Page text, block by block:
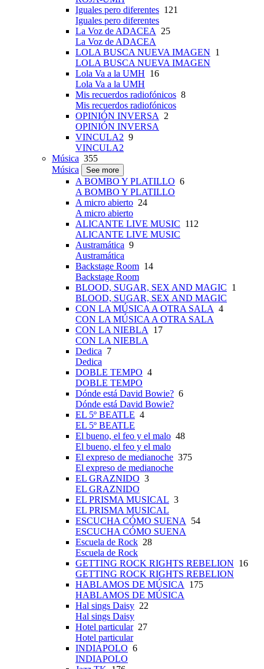
Iguales pero diferentes 121
Iguales pero diferentes
La Voz de ADACEA
25
La Voz de ADACEA
LOLA BUSCA NUEVA IMAGEN 1
LOLA BUSCA NUEVA IMAGEN
Lola Va a la UMH 16
Lola Va a la UMH
Mis recuerdos radiofónicos 8
Mis recuerdos radiofónicos
OPINIÓN INVERSA
2
OPINIÓN INVERSA
VINCULA2 9
VINCULA2
Música 355
Música
See more
A BOMBO Y PLATILLO 6
A BOMBO Y PLATILLO
A micro abierto 24
A micro abierto
ALICANTE LIVE MUSIC 112
ALICANTE LIVE MUSIC
Austramática 9
Austramática
Backstage Room 14
Backstage Room
BLOOD, SUGAR, SEX AND MAGIC 1
BLOOD, SUGAR, SEX AND MAGIC
CON LA MÚSICA A OTRA SALA 4
CON LA MÚSICA A OTRA SALA
CON LA NIEBLA
17
CON LA NIEBLA
Dedica 7
Dedica
DOBLE TEMPO 4
DOBLE TEMPO
Dónde está David Bowie? 6
Dónde está David Bowie?
EL 5º BEATLE 4
EL 5º BEATLE
El bueno, el feo y el malo 48
El bueno, el feo y el malo
El expreso de medianoche 375
El expreso de medianoche
EL GRAZNIDO 3
EL GRAZNIDO
EL PRISMA MUSICAL 3
EL PRISMA MUSICAL
ESCUCHA CÓMO SUENA
54
ESCUCHA CÓMO SUENA
Escuela de Rock 28
Escuela de Rock
GETTING ROCK RIGHTS REBELION 16
GETTING ROCK RIGHTS REBELION
HABLAMOS DE MÚSICA
175
HABLAMOS DE MÚSICA
Hal sings Daisy 22
Hal sings Daisy
Hotel particular27
Hotel particular
INDIAPOLO 6
INDIAPOLO